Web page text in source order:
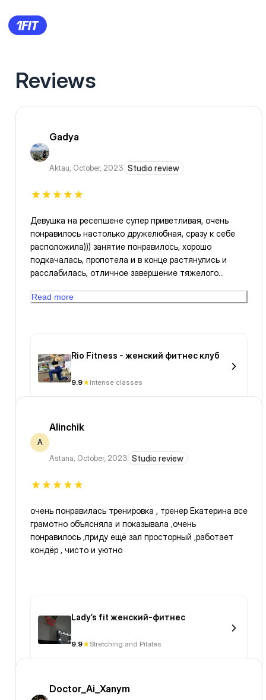
Reviews
Gadya
Aktau, October, 2023 Studio review
Девушка на ресепшене супер приветливая, очень
понравилось настолько дружелюбная, сразу к себе
расположила))) занятие понравилось, хорошо
подкачалась, пропотела и в конце растянулись и
расслабилась, отличное завершение тяжелого
Read more
Rio Fitness - женский фитнес клуб
9.9 Intense classes
A
Alinchik
Astana, October, 2023 Studio review
очень понравилась тренировка , тренер Екатерина все
грамотно объясняла и показывала ,очень
понравилось ,приду ещё зал просторный ,работает
кондёр , чисто и уютно
Lady’s fit женский-фитнес
9.9 Stretching and Pilates
Doctor_Ai_Xanym